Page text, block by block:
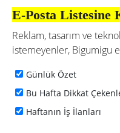
E-Posta Listesine
Reklam, tasarım ve
istemeyenler, Bigumigu
Günlük Özet
Bu Hafta Dikkat
Haftanın İş İlanları